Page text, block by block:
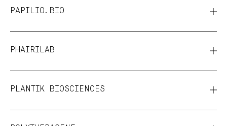
PAPILIO.BIO
PHAIRILAB
PLANTIK BIOSCIENCES